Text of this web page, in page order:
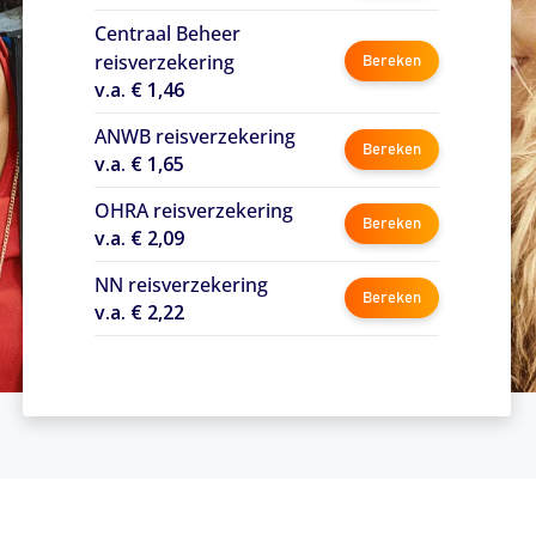
Centraal Beheer
reisverzekering
v.a. € 1,46
Bereken
ANWB reisverzekering
v.a. € 1,65
Bereken
OHRA reisverzekering
v.a. € 2,09
Bereken
NN reisverzekering
v.a. € 2,22
Bereken